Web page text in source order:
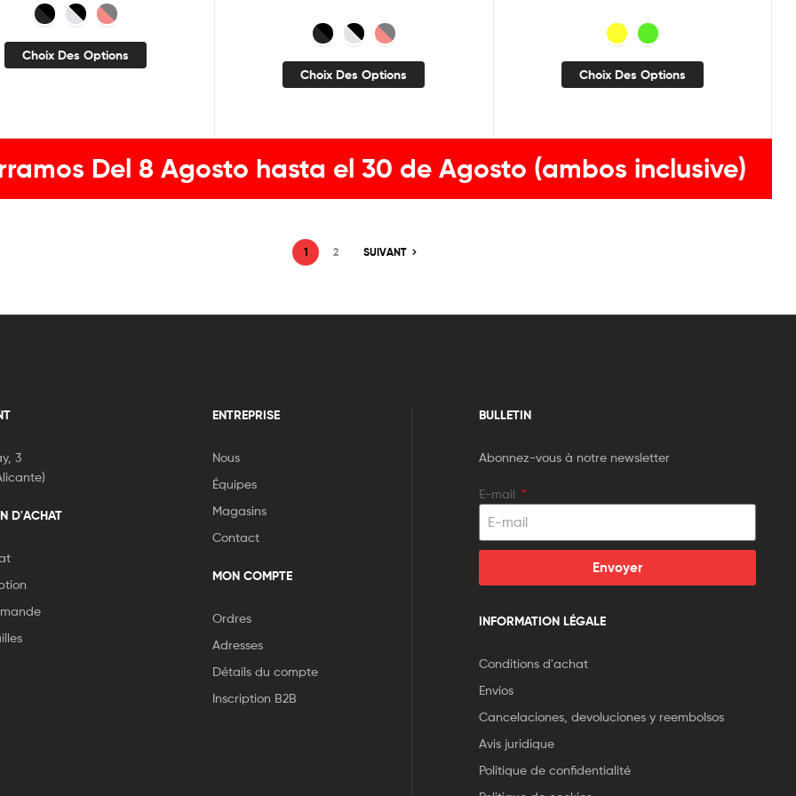
Choix Des Options
Choix Des Options
Choix Des Options
Del 8 Agosto hasta el 30 de Agosto (ambos inclusive)
1 2 SUIVANT
3
D'ACHAT
ENTREPRISE
Nous
Équipes
Magasins
Contact
MON COMPTE
Ordres
Adresses
Détails du compte
Inscription B2B
BULLETIN
Abonnez-vous à notre newsletter
E-mail
Envoyer
INFORMATION LÉGALE
Conditions d'achat
Envíos
Cancelaciones, devoluciones y reembolsos
Avis juridique
Politique de confidentialité